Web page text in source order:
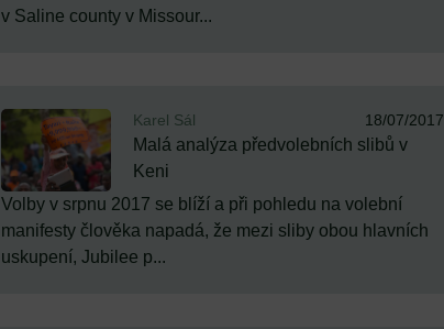
v Saline county v Missour...
Karel Sál 18/07/2017
Malá analýza předvolebních slibů v
Keni
Volby v srpnu 2017 se blíží a při pohledu na volební
manifesty člověka napadá, že mezi sliby obou hlavních
uskupení, Jubilee p...